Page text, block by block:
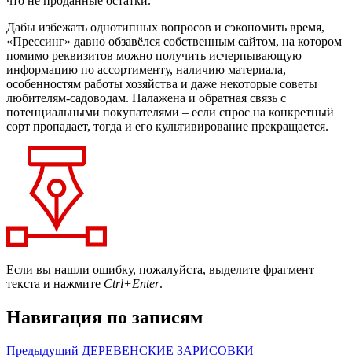
Дабы избежать однотипных вопросов и сэкономить время,
«Прессинг» давно обзавёлся собственным сайтом, на котором
помимо реквизитов можно получить исчерпывающую
информацию по ассортименту, наличию материала,
особенностям работы хозяйства и даже некоторые советы
любителям-садоводам. Налажена и обратная связь с
потенциальными покупателями – если спрос на конкретный
сорт пропадает, тогда и его культивирование прекращается.
Если вы нашли ошибку, пожалуйста, выделите фрагмент
текста и нажмите Ctrl+Enter.
Навигация по записям
Предыдущий ДЕРЕВЕНСКИЕ ЗАРИСОВКИ